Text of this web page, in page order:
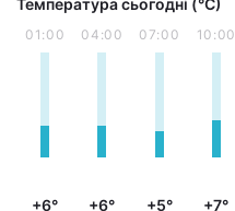
Температура сьогодні (°С)
01:00
+6°
04:00
+6°
07:00
+5°
10:00
+7°